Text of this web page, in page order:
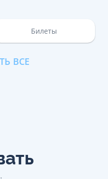
Билеты
ВСЕ